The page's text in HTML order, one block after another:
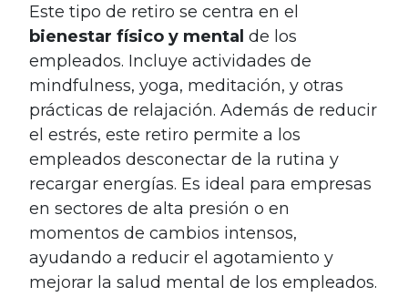
Este tipo de retiro se centra en el
bienestar físico y mental de los
empleados. Incluye actividades de
mindfulness, yoga, meditación, y otras
prácticas de relajación. Además de reducir
el estrés, este retiro permite a los
empleados desconectar de la rutina y
recargar energías. Es ideal para empresas
en sectores de alta presión o en
momentos de cambios intensos,
ayudando a reducir el agotamiento y
mejorar la salud mental de los empleados.